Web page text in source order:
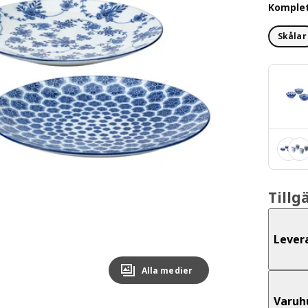
Alla medier
Skålar